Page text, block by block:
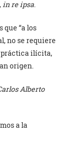
in re ipsa.
que “a los
no se requiere
práctica ilícita,
origen.
Alberto
a la